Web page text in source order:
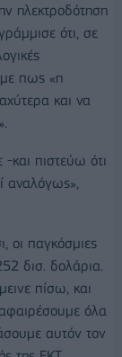
ηλεκτροδότηση
ότι, σε
πως «η
και να
και πιστεύω ότι
αναλόγως»,
οι παγκόσμιες
δισ. δολάρια.
πίσω, και
αφαιρέσουμε όλα
αυτόν τον